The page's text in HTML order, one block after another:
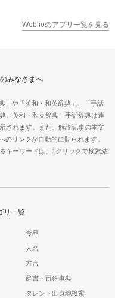
Weblioのアプリ一覧を見る
みなさまへ
」や「英和・和英辞典」、「手話
、英和・和英辞典、手話辞典は連
されます。また、解説記事の本文
のリンクが自動的に貼られます。
キーワードは、1クリックで検索結
リ一覧
食品
人名
方言
辞書・百科事典
タレント出身地検索